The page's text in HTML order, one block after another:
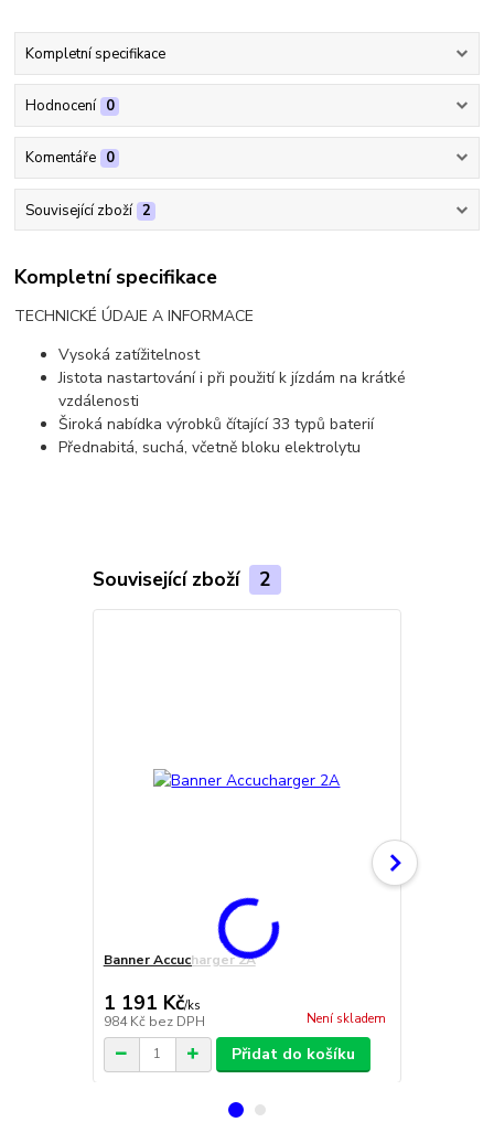
Kompletní specifikace
Hodnocení 0
Komentáře 0
Související zboží 2
Kompletní specifikace
TECHNICKÉ ÚDAJE A INFORMACE
Vysoká zatížitelnost
Jistota nastartování i při použití k jízdám na krátké
vzdálenosti
Široká nabídka výrobků čítající 33 typů baterií
Přednabitá, suchá, včetně bloku elektrolytu
Související zboží 2
Banner Accucharger 2A
1 191 Kč/ks
984 Kč bez DPH Není skladem
Přidat do košíku